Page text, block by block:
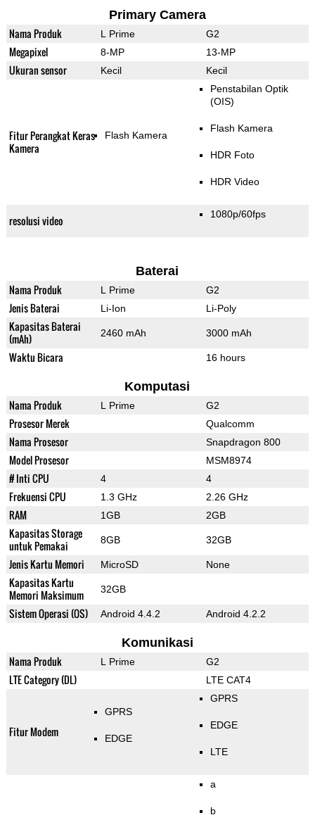
Primary Camera
Nama Produk L Prime G2
Megapixel 8-MP 13-MP
Ukuran sensor Kecil Kecil
Fitur Perangkat Keras
Kamera
Flash Kamera
Penstabilan Optik
(OIS)
Flash Kamera
HDR Foto
HDR Video
resolusi video 1080p/60fps
Baterai
Nama Produk L Prime G2
Jenis Baterai Li-Ion Li-Poly
Kapasitas Baterai
(mAh)
2460 mAh 3000 mAh
Waktu Bicara 16 hours
Komputasi
Nama Produk L Prime G2
Prosesor Merek Qualcomm
Nama Prosesor Snapdragon 800
Model Prosesor MSM8974
# Inti CPU 4 4
Frekuensi CPU 1.3 GHz 2.26 GHz
RAM 1GB 2GB
Kapasitas Storage
untuk Pemakai
8GB 32GB
Jenis Kartu Memori MicroSD None
Kapasitas Kartu
Memori Maksimum
32GB
Sistem Operasi (OS) Android 4.4.2 Android 4.2.2
Komunikasi
Nama Produk L Prime G2
LTE Category (DL) LTE CAT4
Fitur Modem
GPRS
EDGE
GPRS
EDGE
LTE
a
b